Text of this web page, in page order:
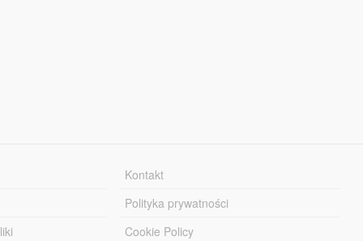
Kontakt
Polityka prywatności
Cookie Policy